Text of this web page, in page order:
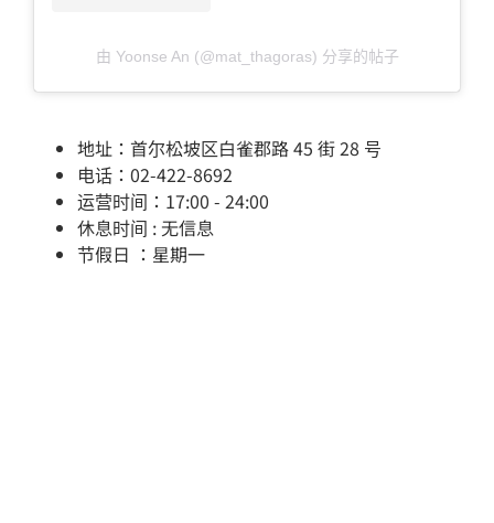
由 Yoonse An (@mat_thagoras) 分享的帖子
地址：首尔松坡区白雀郡路 45 街 28 号
电话：02-422-8692
运营时间：17:00 - 24:00
休息时间 : 无信息
节假日 ：星期一